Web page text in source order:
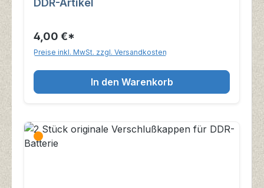
4,00 €*
Preise inkl. MwSt. zzgl. Versandkosten
In den Warenkorb